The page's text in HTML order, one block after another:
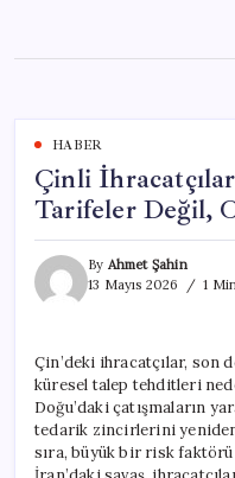
content
HABER
Çinli
Tarifeler Değil,
By Ahmet Şahin
13 Mayıs 2026
1
Çin’deki ihracatçılar, son
küresel talep tehditleri
Doğu’daki çatışmaların
tedarik zincirlerini yeniden
sıra, büyük bir risk faktörü